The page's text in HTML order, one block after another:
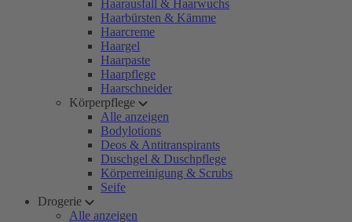
Haarausfall & Haarwuchs
Haarbürsten & Kämme
Haarcreme
Haargel
Haarpaste
Haarpflege
Haarschneider
Körperpflege
Alle anzeigen
Bodylotions
Deos & Antitranspirants
Duschgel & Duschpflege
Körperreinigung & Scrubs
Seife
Drogerie
Alle anzeigen